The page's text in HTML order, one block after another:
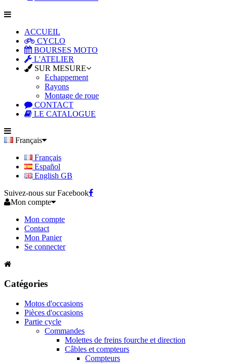
ACCUEIL
CYCLO
BOURSES MOTO
L'ATELIER
SUR MESURE
Echappement
Rayons
Montage de roue
CONTACT
LE CATALOGUE
Français
Français
Español
English GB
Suivez-nous sur Facebook
Mon compte
Mon compte
Contact
Mon Panier
Se connecter
Catégories
Motos d'occasions
Pièces d'occasions
Partie cycle
Commandes
Molettes de freins fourche et direction
Câbles et compteurs
Compteurs